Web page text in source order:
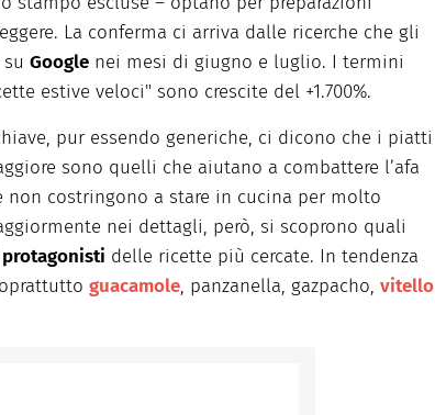
La conferma ci arriva dalle ricerche che gli
Google nei mesi di giugno e luglio. I termini
estive veloci" sono crescite del +1.700%.
pur essendo generiche, ci dicono che i piatti
sono quelli che aiutano a combattere l’afa
non costringono a stare in cucina per molto
nei dettagli, però, si scoprono quali
delle ricette più cercate. In tendenza
guacamole, panzanella, gazpacho, vitello